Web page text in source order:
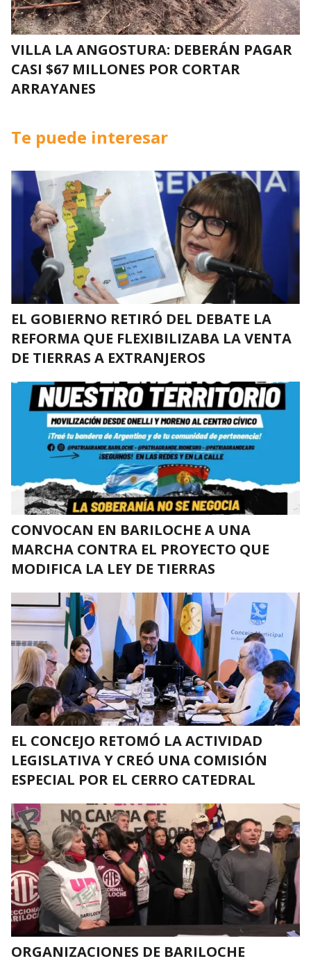
VILLA LA ANGOSTURA: DEBERÁN PAGAR
CASI $67 MILLONES POR CORTAR
ARRAYANES
Te puede interesar
EL GOBIERNO RETIRÓ DEL DEBATE LA
REFORMA QUE FLEXIBILIZABA LA VENTA
DE TIERRAS A EXTRANJEROS
CONVOCAN EN BARILOCHE A UNA
MARCHA CONTRA EL PROYECTO QUE
MODIFICA LA LEY DE TIERRAS
EL CONCEJO RETOMÓ LA ACTIVIDAD
LEGISLATIVA Y CREÓ UNA COMISIÓN
ESPECIAL POR EL CERRO CATEDRAL
ORGANIZACIONES DE BARILOCHE